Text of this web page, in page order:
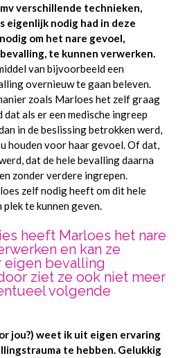
verschillende technieken,
eigenlijk nodig had in deze
om het nare gevoel,
te kunnen verwerken.
van bijvoorbeeld een
overnieuw te gaan beleven.
zoals Marloes het zelf graag
als er een medische ingreep
in de beslissing betrokken werd,
houden voor haar gevoel. Of dat,
dat de hele bevalling daarna
zonder verdere ingrepen.
zelf nodig heeft om dit hele
te kunnen geven.
heeft Marloes het nare
en kan ze
eigen bevalling
ziet ze ook niet meer
volgende
jou?) weet ik uit eigen ervaring
te hebben. Gelukkig